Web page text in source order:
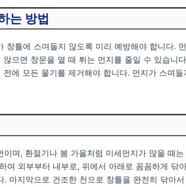
는 방법
창틀에 스며들지 않도록 미리 예방해야 합니다.
으면 창문을 열 때 튀는 먼지를 줄일 수 있습니
에 모든 물기를 제거해야 합니다. 먼지가 스며
며, 환절기나 봄 가을처럼 미세먼지가 많을 때
여 외부부터 내부로, 위에서 아래로 꼼꼼하게 닦
마지막으로 건조한 천으로 창틀을 완전히 닦아